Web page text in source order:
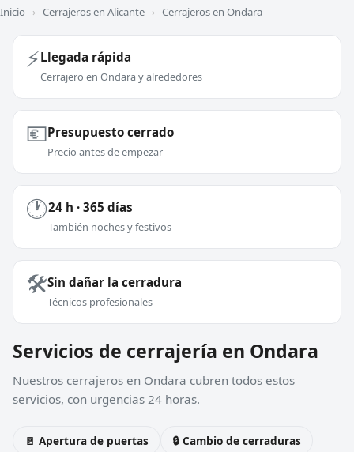
Inicio › Cerrajeros en Alicante › Cerrajeros en Ondara
⚡Llegada rápida
Cerrajero en Ondara y alrededores
💶Presupuesto cerrado
Precio antes de empezar
🕐24 h · 365 días
También noches y festivos
🛠️Sin dañar la cerradura
Técnicos profesionales
Servicios de cerrajería en Ondara
Nuestros cerrajeros en Ondara cubren todos estos
servicios, con urgencias 24 horas.
🚪 Apertura de puertas 🔒 Cambio de cerraduras